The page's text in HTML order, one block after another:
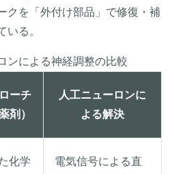
クを「外付け部品」で修復・補
いる。
ンによる神経調整の比較
ーチ
剤）
人工ニューロンに
よる解決
化学
電気信号による直